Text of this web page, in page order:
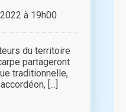
à 19h00
du territoire
partageront
traditionnelle,
[...]